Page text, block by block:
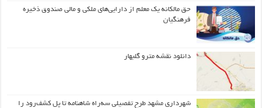
حق مالکانه یک معلم از دارایی‌های ملکی و مالی صندوق ذخیره
فرهنگیان
دانلود نقشه مترو گلبهار
شهرداری مشهد طرح تفصیلی سه‌راه شاهنامه تا پل کشف‌رود را